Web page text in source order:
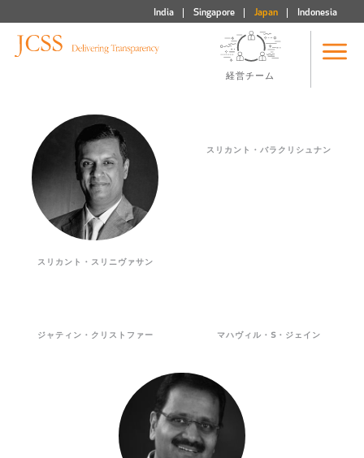
India Singapore Japan Indonesia
経営チーム
スリカント・スリニヴァサン
スリカント・バラクリシュナン
ジャティン・クリストファー マハヴィル・S・ジェイン